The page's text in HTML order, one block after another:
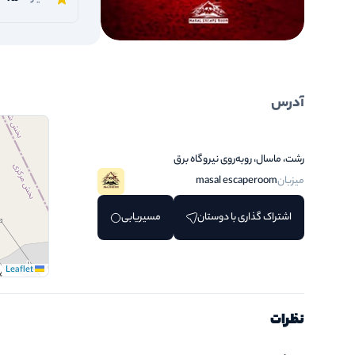
آدرس
رشت، ماسال، روبه‌روی نیروگاه برق
میزبانmasal escaperoom
اشتراک گذاری با دوستان مسیریابی
نظرات